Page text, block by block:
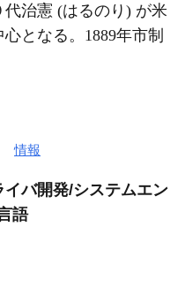
治憲 (はるのり) が米
となる。1889年市制
情報
バ開発/システムエン
語